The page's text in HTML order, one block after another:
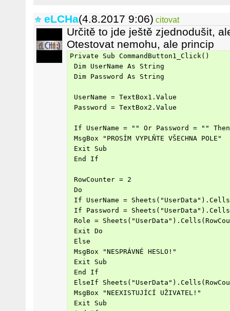
eLCHa(4.8.2017 9:06) citovat
Určitě to jde ještě zjednodušit,
Otestovat nemohu, ale princip
Private Sub CommandButton1_Click()
Dim UserName As String
Dim Password As String
UserName = TextBox1.Value
Password = TextBox2.Value
If UserName = "" Or Password = "" Then
MsgBox "PROSÍM VYPLŇTE VŠECHNA POLE"
Exit Sub
End If
RowCounter = 2
Do
If UserName =
If Password =
Role =
Exit Do
Else
MsgBox "NESPRÁVNÉ HESLO!"
Exit Sub
End If
ElseIf
MsgBox "NEEXISTUJÍCÍ UŽIVATEL!"
Exit Sub